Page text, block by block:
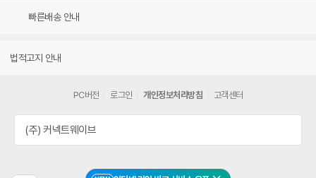
빠른배송 안내
법적고지 안내
PC버전 로그인 개인정보처리방침 고객센터
(주) 커넥트웨이브